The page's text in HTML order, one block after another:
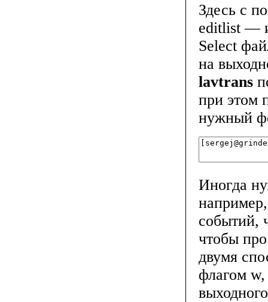
Здесь с
editlist —
Select
на
lavtrans
при этом
нужный
Иногда
событий,
чтобы
двумя
флагом